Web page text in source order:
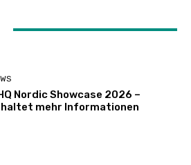
Nordic Showcase 2026 –
mehr Informationen